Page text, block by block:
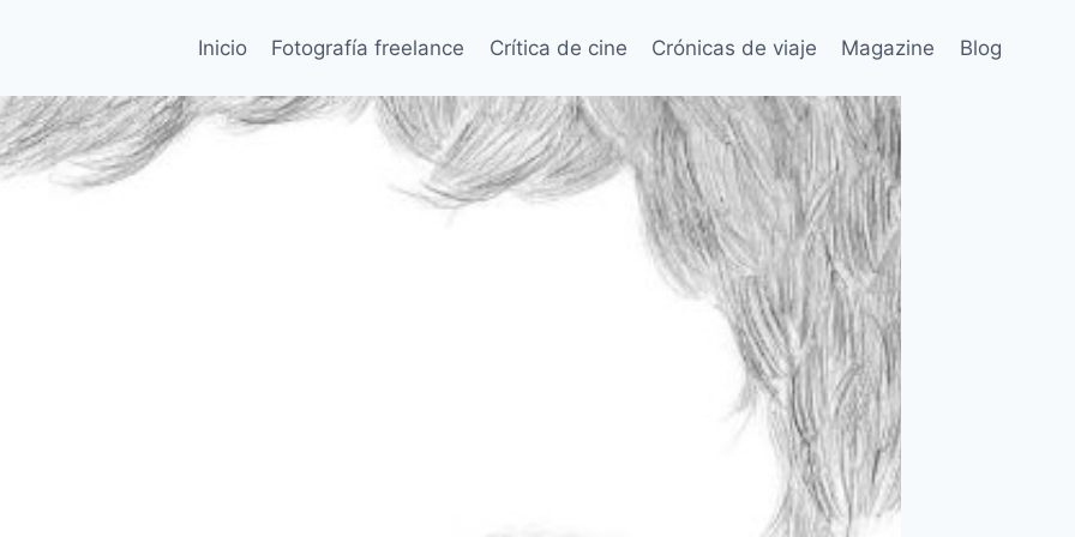
Inicio Fotografía freelance Crítica de cine Crónicas de viaje Magazine Blog